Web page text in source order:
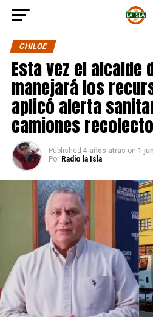
CHILOE
Esta vez el alcalde
manejará los
aplicó alerta
camiones
Published 4 años atras on 1
Por Radio la Isla